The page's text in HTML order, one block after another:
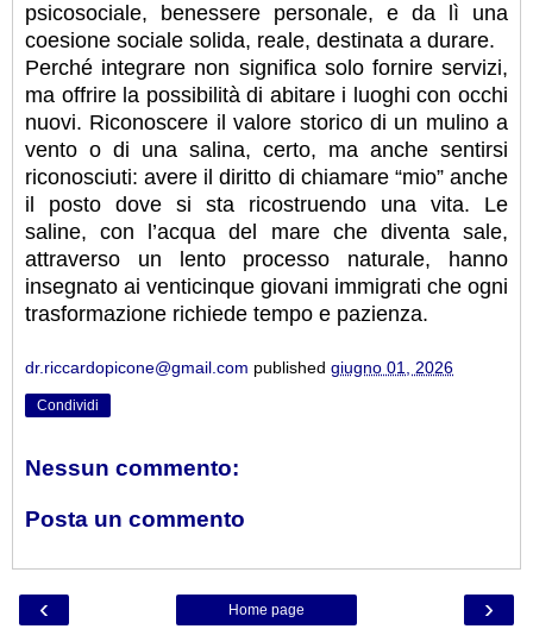
psicosociale, benessere personale, e da lì una
coesione sociale solida, reale, destinata a durare.
Perché integrare non significa solo fornire servizi,
ma offrire la possibilità di abitare i luoghi con occhi
nuovi. Riconoscere il valore storico di un mulino a
vento o di una salina, certo, ma anche sentirsi
riconosciuti: avere il diritto di chiamare “mio” anche
il posto dove si sta ricostruendo una vita. Le
saline, con l’acqua del mare che diventa sale,
attraverso un lento processo naturale, hanno
insegnato ai venticinque giovani immigrati che ogni
trasformazione richiede tempo e pazienza.
dr.riccardopicone@gmail.com published giugno 01, 2026
Condividi
Nessun commento:
Posta un commento
‹ ›
Home page